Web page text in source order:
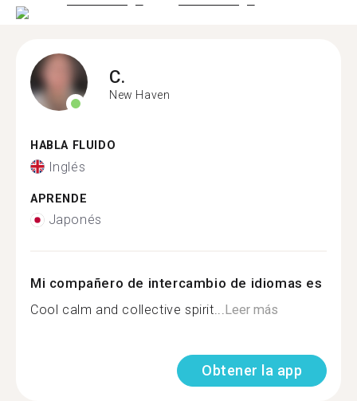
C.
New Haven
HABLA FLUIDO
Inglés
APRENDE
Japonés
Mi compañero de intercambio de idiomas es
Cool calm and collective spirit...Leer más
Obtener la app